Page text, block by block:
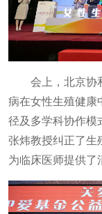
会上，北京协
病在女性生殖健康
径及多学科协作模
张炜教授纠正了生
为临床医师提供了